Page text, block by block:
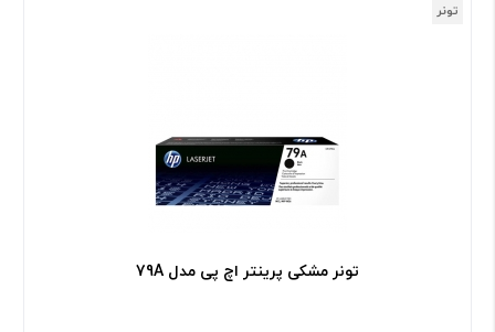
تونر
تونر مشکی پرینتر اچ پی مدل 79A